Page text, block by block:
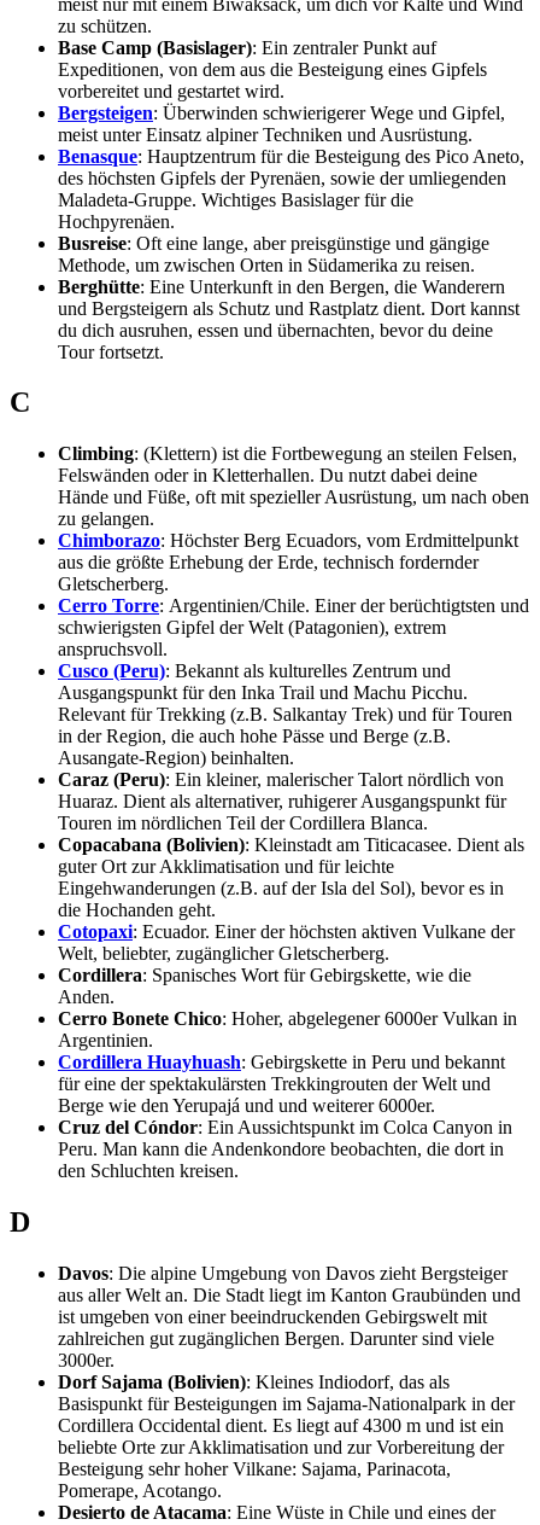
zu schützen.
Base Camp (Basislager): Ein zentraler Punkt auf
Expeditionen, von dem aus die Besteigung eines Gipfels
vorbereitet und gestartet wird.
Bergsteigen: Überwinden schwierigerer Wege und Gipfel,
meist unter Einsatz alpiner Techniken und Ausrüstung.
Benasque: Hauptzentrum für die Besteigung des Pico Aneto,
des höchsten Gipfels der Pyrenäen, sowie der umliegenden
Maladeta-Gruppe. Wichtiges Basislager für die
Hochpyrenäen.
Busreise: Oft eine lange, aber preisgünstige und gängige
Methode, um zwischen Orten in Südamerika zu reisen.
Berghütte: Eine Unterkunft in den Bergen, die Wanderern
und Bergsteigern als Schutz und Rastplatz dient. Dort kannst
du dich ausruhen, essen und übernachten, bevor du deine
Tour fortsetzt.
C
Climbing: (Klettern) ist die Fortbewegung an steilen Felsen,
Felswänden oder in Kletterhallen. Du nutzt dabei deine
Hände und Füße, oft mit spezieller Ausrüstung, um nach oben
zu gelangen.
Chimborazo: Höchster Berg Ecuadors, vom Erdmittelpunkt
aus die größte Erhebung der Erde, technisch fordernder
Gletscherberg.
Cerro Torre: Argentinien/Chile. Einer der berüchtigtsten und
schwierigsten Gipfel der Welt (Patagonien), extrem
anspruchsvoll.
Cusco (Peru): Bekannt als kulturelles Zentrum und
Ausgangspunkt für den Inka Trail und Machu Picchu.
Relevant für Trekking (z.B. Salkantay Trek) und für Touren
in der Region, die auch hohe Pässe und Berge (z.B.
Ausangate-Region) beinhalten.
Caraz (Peru): Ein kleiner, malerischer Talort nördlich von
Huaraz. Dient als alternativer, ruhigerer Ausgangspunkt für
Touren im nördlichen Teil der Cordillera Blanca.
Copacabana (Bolivien): Kleinstadt am Titicacasee. Dient als
guter Ort zur Akklimatisation und für leichte
Eingehwanderungen (z.B. auf der Isla del Sol), bevor es in
die Hochanden geht.
Cotopaxi: Ecuador. Einer der höchsten aktiven Vulkane der
Welt, beliebter, zugänglicher Gletscherberg.
Cordillera: Spanisches Wort für Gebirgskette, wie die
Anden.
Cerro Bonete Chico: Hoher, abgelegener 6000er Vulkan in
Argentinien.
Cordillera Huayhuash: Gebirgskette in Peru und bekannt
für eine der spektakulärsten Trekkingrouten der Welt und
Berge wie den Yerupajá und und weiterer 6000er.
Cruz del Cóndor: Ein Aussichtspunkt im Colca Canyon in
Peru. Man kann die Andenkondore beobachten, die dort in
den Schluchten kreisen.
D
Davos: Die alpine Umgebung von Davos zieht Bergsteiger
aus aller Welt an. Die Stadt liegt im Kanton Graubünden und
ist umgeben von einer beeindruckenden Gebirgswelt mit
zahlreichen gut zugänglichen Bergen. Darunter sind viele
3000er.
Dorf Sajama (Bolivien): Kleines Indiodorf, das als
Basispunkt für Besteigungen im Sajama-Nationalpark in der
Cordillera Occidental dient. Es liegt auf 4300 m und ist ein
beliebte Orte zur Akklimatisation und zur Vorbereitung der
Besteigung sehr hoher Vilkane: Sajama, Parinacota,
Pomerape, Acotango.
Desierto de Atacama: Eine Wüste in Chile und eines der